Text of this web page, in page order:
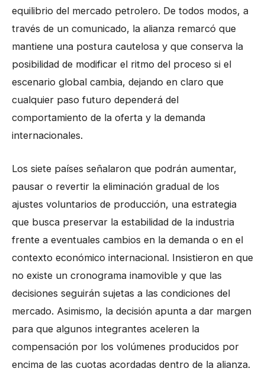
equilibrio del mercado petrolero. De todos modos, a
través de un comunicado, la alianza remarcó que
mantiene una postura cautelosa y que conserva la
posibilidad de modificar el ritmo del proceso si el
escenario global cambia, dejando en claro que
cualquier paso futuro dependerá del
comportamiento de la oferta y la demanda
internacionales.
Los siete países señalaron que podrán aumentar,
pausar o revertir la eliminación gradual de los
ajustes voluntarios de producción, una estrategia
que busca preservar la estabilidad de la industria
frente a eventuales cambios en la demanda o en el
contexto económico internacional. Insistieron en que
no existe un cronograma inamovible y que las
decisiones seguirán sujetas a las condiciones del
mercado. Asimismo, la decisión apunta a dar margen
para que algunos integrantes aceleren la
compensación por los volúmenes producidos por
encima de las cuotas acordadas dentro de la alianza.